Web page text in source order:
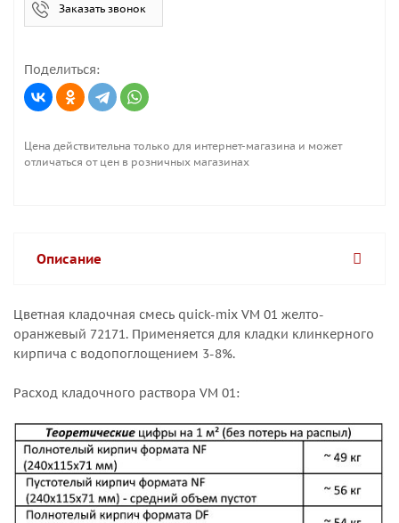
Заказать звонок
Поделиться:
Цена действительна только для интернет-магазина и может
отличаться от цен в розничных магазинах
Описание
Цветная кладочная смесь quick-mix VM 01 желто-
оранжевый 72171. Применяется для кладки клинкерного
кирпича с водопоглощением 3-8%.
Расход кладочного раствора VM 01: